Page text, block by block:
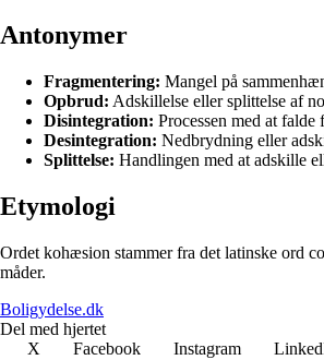
Antonymer
Fragmentering: Mangel på
Opbrud: Adskillelse eller splittelse af
Disintegration: Processen med at falde
Desintegration: Nedbrydning eller
Splittelse: Handlingen med at adskille
Etymologi
Ordet kohæsion stammer fra det latinske ord
måder.
Boligydelse.dk
Del med hjertet
X
Facebook Instagram